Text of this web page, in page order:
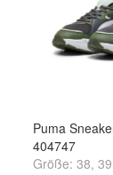
Puma
404747
Größe: 38, 39